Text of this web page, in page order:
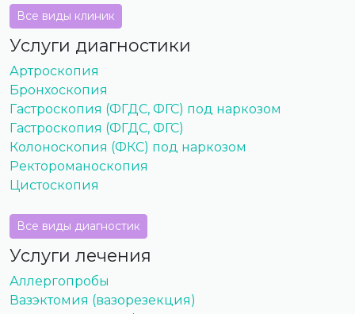
Все виды клиник
Услуги диагностики
Артроскопия
Бронхоскопия
Гастроскопия (ФГДС, ФГС) под наркозом
Гастроскопия (ФГДС, ФГС)
Колоноскопия (ФКС) под наркозом
Ректороманоскопия
Цистоскопия
Все виды диагностик
Услуги лечения
Аллергопробы
Вазэктомия (вазорезекция)